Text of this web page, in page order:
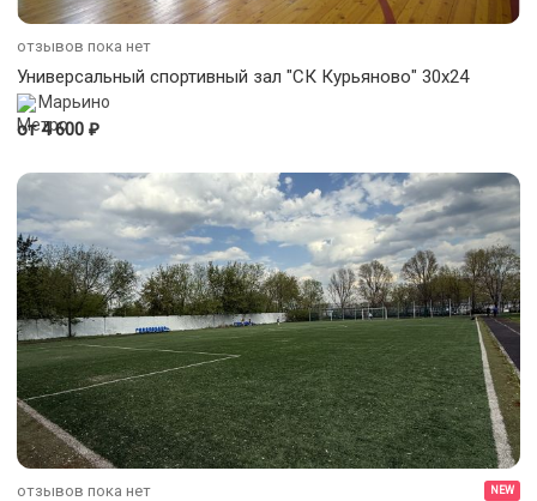
отзывов пока нет
Универсальный спортивный зал "СК Курьяново" 30х24
Марьино
от 4 600 ₽
отзывов пока нет NEW